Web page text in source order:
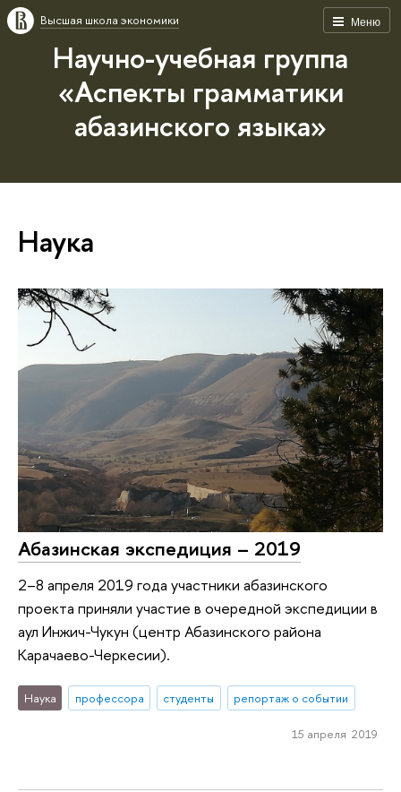
Меню
Высшая школа экономики
Научно-учебная группа
«Аспекты грамматики
абазинского языка»
Наука
Абазинская экспедиция – 2019
2–8 апреля 2019 года участники абазинского
проекта приняли участие в очередной экспедиции в
аул Инжич-Чукун (центр Абазинского района
Карачаево-Черкесии).
Наука профессора студенты репортаж о событии
15 апреля 2019